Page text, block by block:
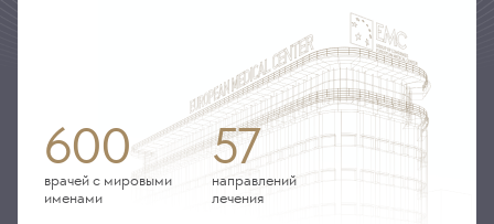
600
врачей с мировыми
именами
57
направлений
лечения